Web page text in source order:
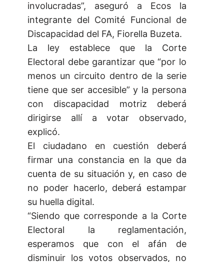
involucradas”, aseguró a Ecos la
integrante del Comité Funcional de
Discapacidad del FA, Fiorella Buzeta.
La ley establece que la Corte
Electoral debe garantizar que “por lo
menos un circuito dentro de la serie
tiene que ser accesible” y la persona
con discapacidad motriz deberá
dirigirse allí a votar observado,
explicó.
El ciudadano en cuestión deberá
firmar una constancia en la que da
cuenta de su situación y, en caso de
no poder hacerlo, deberá estampar
su huella digital.
“Siendo que corresponde a la Corte
Electoral la reglamentación,
esperamos que con el afán de
disminuir los votos observados, no